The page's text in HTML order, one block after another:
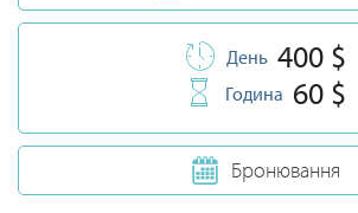
День 400 $
Година 60 $
Бронювання